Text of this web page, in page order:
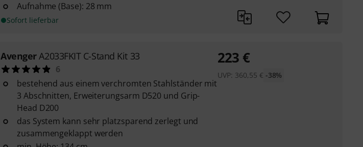
Aufnahme (Base): 28 mm
Sofort lieferbar
AvengerA2033FKIT C-Stand Kit 33
6
bestehend aus einem verchromten Stahlständer mit
3 Abschnitten, Erweiterungsarm D520 und Grip-
Head D200
das System kann sehr platzsparend zerlegt und
zusammengeklappt werden
223 €
UVP: 360,55 € -38%